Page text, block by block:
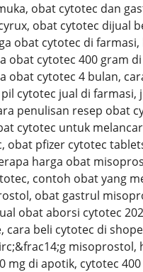
obat cytotec dan
obat cytotec dijual
obat cytotec di
cytotec 400 gram
obat cytotec 4 bulan,
cytotec jual di
penulisan resep obat
cytotec untuk
pfizer cytotec
harga obat
contoh obat yang
obat gastrul
obat aborsi cytotec
beli cytotec di
misoprostol,
di apotik, cytotec